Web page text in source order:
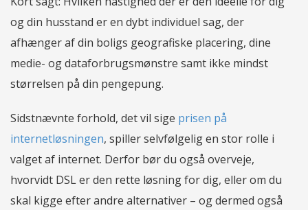
og din husstand er en dybt individuel sag, der
afhænger af din boligs geografiske placering, dine
medie- og dataforbrugsmønstre samt ikke mindst
størrelsen på din pengepung.
Sidstnævnte forhold, det vil sige prisen på
internetløsningen, spiller selvfølgelig en stor rolle i
valget af internet. Derfor bør du også overveje,
hvorvidt DSL er den rette løsning for dig, eller om du
skal kigge efter andre alternativer – og dermed også